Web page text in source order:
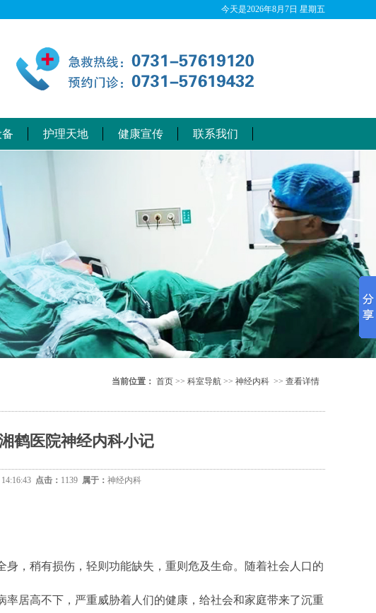
今天是2026年8月7日 星期五
护理天地 健康宣传 联系我们
当前位置： 首页 >> 科室导航 >> 神经内科 >> 查看详情
鹤医院神经内科小记
点击： 1139 属于： 神经内科
，稍有损伤，轻则功能缺失，重则危及生命。随着社会人口的
居高不下，严重威胁着人们的健康，给社会和家庭带来了沉重